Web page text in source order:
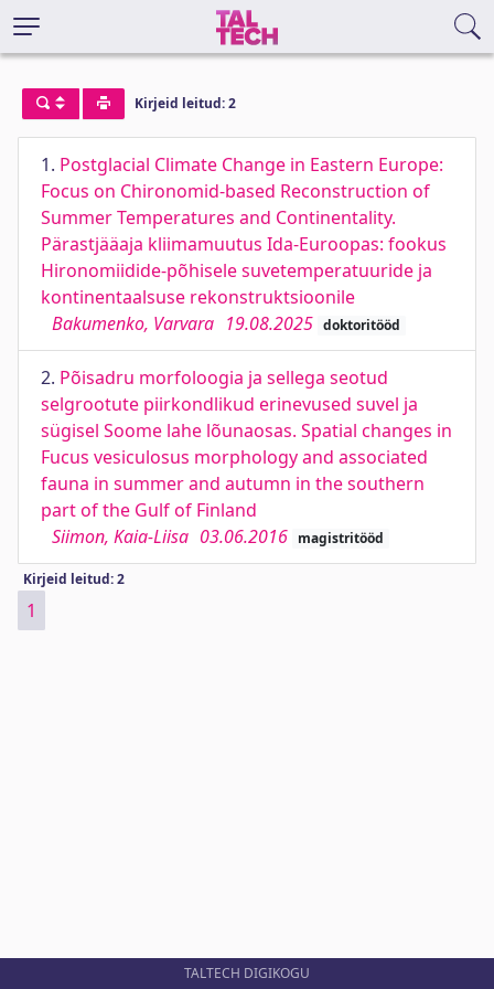
Kirjeid leitud: 2
1. Postglacial Climate Change in Eastern Europe:
Focus on Chironomid-based Reconstruction of
Summer Temperatures and Continentality.
Pärastjääaja kliimamuutus Ida-Euroopas: fookus
Hironomiidide-põhisele suvetemperatuuride ja
kontinentaalsuse rekonstruktsioonile
Bakumenko, Varvara 19.08.2025 doktoritööd
2. Põisadru morfoloogia ja sellega seotud
selgrootute piirkondlikud erinevused suvel ja
sügisel Soome lahe lõunaosas. Spatial changes in
Fucus vesiculosus morphology and associated
fauna in summer and autumn in the southern
part of the Gulf of Finland
Siimon, Kaia-Liisa 03.06.2016 magistritööd
Kirjeid leitud: 2
1
TALTECH DIGIKOGU